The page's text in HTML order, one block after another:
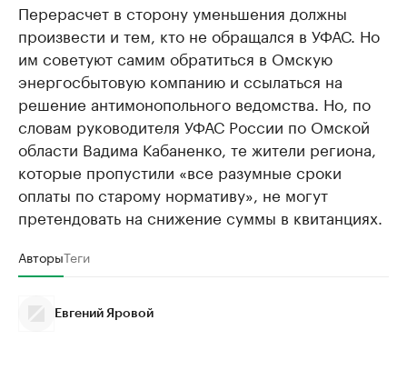
Перерасчет в сторону уменьшения должны
произвести и тем, кто не обращался в УФАС. Но
им советуют самим обратиться в Омскую
энергосбытовую компанию и ссылаться на
решение антимонопольного ведомства. Но, по
словам руководителя УФАС России по Омской
области Вадима Кабаненко, те жители региона,
которые пропустили «все разумные сроки
оплаты по старому нормативу», не могут
претендовать на снижение суммы в квитанциях.
АвторыТеги
Евгений Яровой